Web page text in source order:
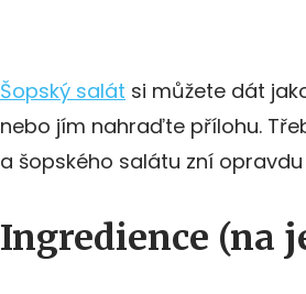
Šopský salát si můžete dát
nebo jím nahraďte přílohu.
a šopského salátu zní opravdu
Ingredience (na